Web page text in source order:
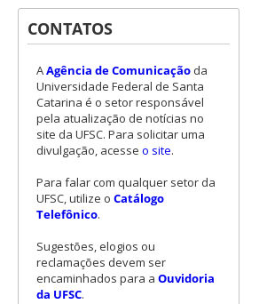
CONTATOS
AAgência de Comunicaçãoda
Universidade Federal de Santa
Catarina é o setor responsável
pela atualização de notícias no
site da UFSC. Para solicitar uma
divulgação, acesse o site.
Para falar com qualquer setor da
UFSC, utilize o Catálogo
Telefônico.
Sugestões, elogios ou
reclamações devem ser
encaminhados para a Ouvidoria
da UFSC.